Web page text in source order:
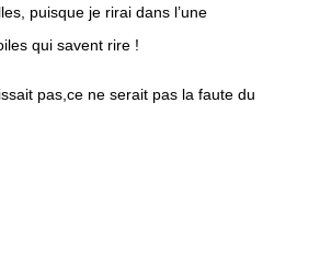
puisque je rirai dans l’une
qui savent rire !
pas,ce ne serait pas la faute du